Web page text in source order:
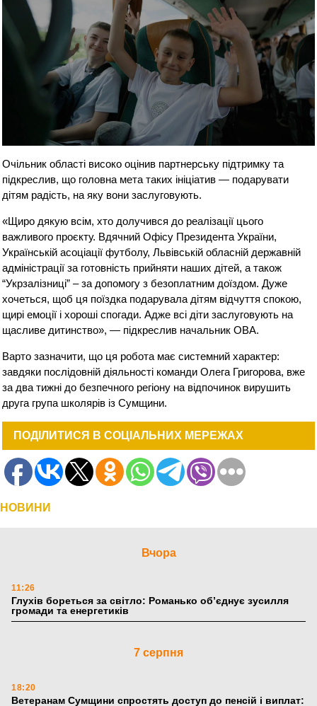
Очільник області високо оцінив партнерську підтримку та
підкреслив, що головна мета таких ініціатив — подарувати
дітям радість, на яку вони заслуговують.
«Щиро дякую всім, хто долучився до реалізації цього
важливого проєкту. Вдячний Офісу Президента України,
Українській асоціації футболу, Львівській обласній державній
адміністрації за готовність прийняти наших дітей, а також
“Укрзалізниці” – за допомогу з безоплатним доїздом. Дуже
хочеться, щоб ця поїздка подарувала дітям відчуття спокою,
щирі емоції і хороші спогади. Адже всі діти заслуговують на
щасливе дитинство», — підкреслив начальник ОВА.
Варто зазначити, що ця робота має системний характер:
завдяки послідовній діяльності команди Олега Григорова, вже
за два тижні до безпечного регіону на відпочинок вирушить
друга група школярів із Сумщини.
ПОДІЛИТИСЯ В СОЦІАЛЬНИХ МЕРЕЖАХ
НОВИНИ
Вчора
11:26
Глухів бореться за світло: Романько об’єднує зусилля
громади та енергетиків
7 серпня
18:20
Ветеранам Сумщини спростять доступ до пенсій і виплат: